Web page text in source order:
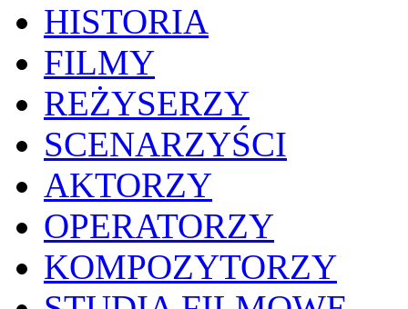
HISTORIA
FILMY
REŻYSERZY
SCENARZYŚCI
AKTORZY
OPERATORZY
KOMPOZYTORZY